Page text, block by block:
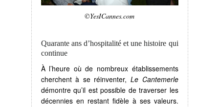
©YesICannes.com
Quarante ans d’hospitalité et une histoire qui
continue
À l’heure où de nombreux établissements
cherchent à se réinventer, Le Cantemerle
démontre qu’il est possible de traverser les
décennies en restant fidèle à ses valeurs.